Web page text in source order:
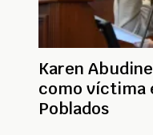
Karen
como víctima
Poblados